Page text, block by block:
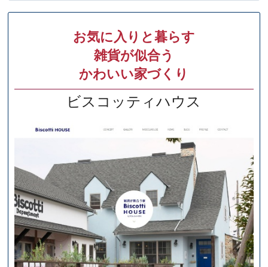
お気に入りと暮らす
雑貨が似合う
かわいい家づくり
ビスコッティハウス